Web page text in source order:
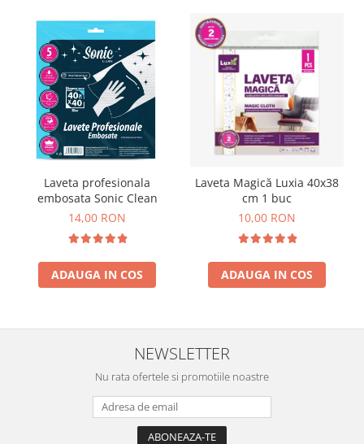
Laveta profesionala
embosata Sonic Clean
14,00 RON
ADAUGA IN COS
Laveta Magică Luxia 40x38
cm 1 buc
10,00 RON
ADAUGA IN COS
NEWSLETTER
Nu rata ofertele si promotiile noastre